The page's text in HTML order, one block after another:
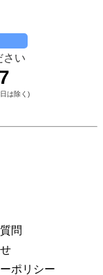
問
ポリシー
さい
は除く)